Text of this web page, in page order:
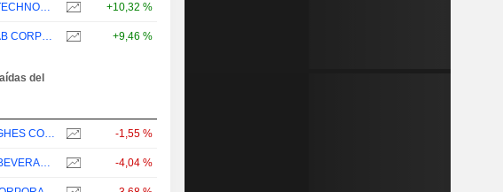
PALANTIR TECHNOLOGIES INC. +10,32 %
ROCKET LAB CORPORATION +9,46 %
del
BAKER HUGHES COMPANY -1,55 %
MONSTER BEVERAGE CORPORATION -4,04 %